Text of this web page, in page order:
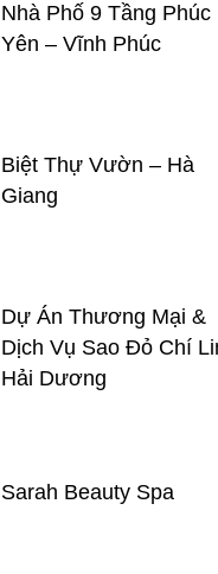
Nhà Phố 9 Tầng Phúc
Yên – Vĩnh Phúc
Biệt Thự Vườn – Hà
Giang
Dự Án Thương Mại &
Dịch Vụ Sao Đỏ Chí
Hải Dương
Sarah Beauty Spa